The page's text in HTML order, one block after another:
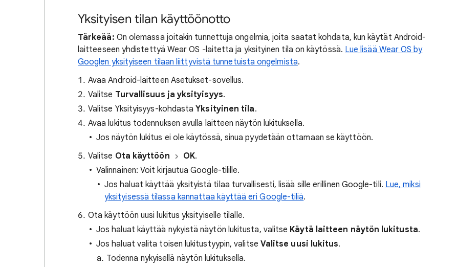
Yksityisen tilan käyttöönotto
Tärkeää: On olemassa joitakin tunnettuja ongelmia, joita saatat kohdata, kun käytät Android-
laitteeseen yhdistettyä Wear OS ‐laitetta ja yksityinen tila on käytössä. Lue lisää Wear OS by
Googlen yksityiseen tilaan liittyvistä tunnetuista ongelmista.
Avaa Android-laitteen Asetukset-sovellus.
Valitse Turvallisuus ja yksityisyys.
Valitse Yksityisyys-kohdastaYksityinen tila.
Avaa lukitus todennuksen avulla laitteen näytön lukituksella.
Jos näytön lukitus ei ole käytössä, sinua pyydetään ottamaan se käyttöön.
Valitse Ota käyttöön OK.
Valinnainen: Voit kirjautua Google-tilille.
Jos haluat käyttää yksityistä tilaa turvallisesti, lisää sille erillinen Google-tili. Lue, miksi
yksityisessä tilassa kannattaa käyttää eri Google-tiliä.
Ota käyttöön uusi lukitus yksityiselle tilalle.
Jos haluat käyttää nykyistä näytön lukitusta, valitse Käytä laitteen näytön lukitusta.
Jos haluat valita toisen lukitustyypin, valitse Valitse uusi lukitus.
Todenna nykyisellä näytön lukituksella.